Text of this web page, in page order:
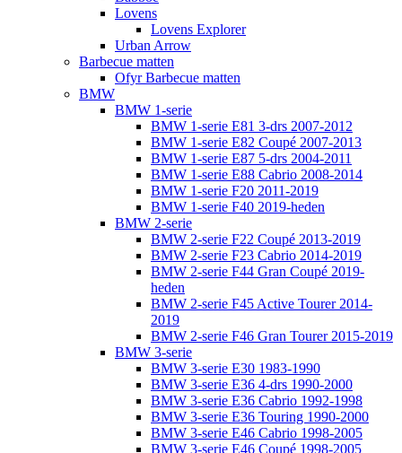
Lovens
Lovens Explorer
Urban Arrow
Barbecue matten
Ofyr Barbecue matten
BMW
BMW 1-serie
BMW 1-serie E81 3-drs 2007-2012
BMW 1-serie E82 Coupé 2007-2013
BMW 1-serie E87 5-drs 2004-2011
BMW 1-serie E88 Cabrio 2008-2014
BMW 1-serie F20 2011-2019
BMW 1-serie F40 2019-heden
BMW 2-serie
BMW 2-serie F22 Coupé 2013-2019
BMW 2-serie F23 Cabrio 2014-2019
BMW 2-serie F44 Gran Coupé 2019-
heden
BMW 2-serie F45 Active Tourer 2014-
2019
BMW 2-serie F46 Gran Tourer 2015-2019
BMW 3-serie
BMW 3-serie E30 1983-1990
BMW 3-serie E36 4-drs 1990-2000
BMW 3-serie E36 Cabrio 1992-1998
BMW 3-serie E36 Touring 1990-2000
BMW 3-serie E46 Cabrio 1998-2005
BMW 3-serie E46 Coupé 1998-2005